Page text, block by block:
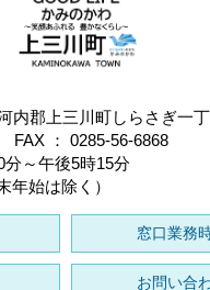
内郡上三川町しらさぎ一
FAX ： 0285-56-6868
～午後5時15分
年始は除く）
窓口業務
お問い合